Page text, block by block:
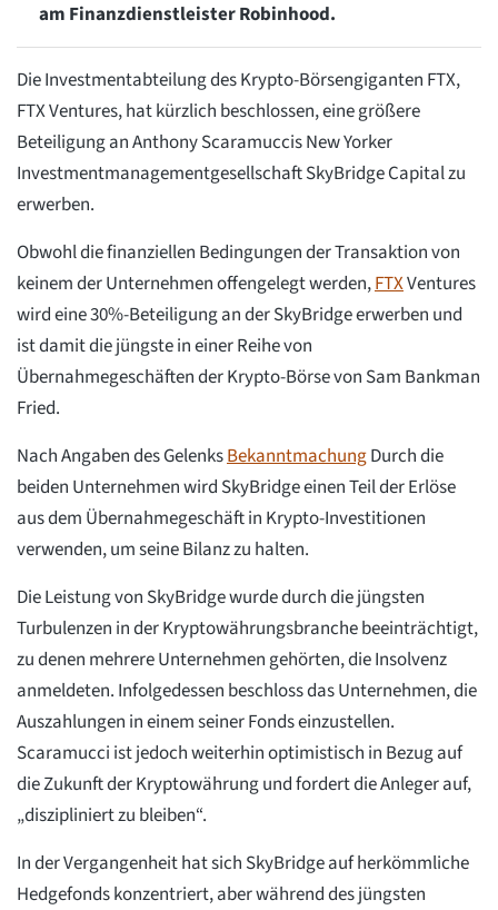
am Finanzdienstleister Robinhood.
Die Investmentabteilung des Krypto-Börsengiganten FTX,
FTX Ventures, hat kürzlich beschlossen, eine größere
Beteiligung an Anthony Scaramuccis New Yorker
Investmentmanagementgesellschaft SkyBridge Capital zu
erwerben.
Obwohl die finanziellen Bedingungen der Transaktion von
keinem der Unternehmen offengelegt werden,FTXVentures
wird eine 30%-Beteiligung an der SkyBridge erwerben und
ist damit die jüngste in einer Reihe von
Übernahmegeschäften der Krypto-Börse von Sam Bankman
Fried.
Nach Angaben des GelenksBekanntmachungDurch die
beiden Unternehmen wird SkyBridge einen Teil der Erlöse
aus dem Übernahmegeschäft in Krypto-Investitionen
verwenden, um seine Bilanz zu halten.
Die Leistung von SkyBridge wurde durch die jüngsten
Turbulenzen in der Kryptowährungsbranche beeinträchtigt,
zu denen mehrere Unternehmen gehörten, die Insolvenz
anmeldeten. Infolgedessen beschloss das Unternehmen, die
Auszahlungen in einem seiner Fonds einzustellen.
Scaramucci ist jedoch weiterhin optimistisch in Bezug auf
die Zukunft der Kryptowährung und fordert die Anleger auf,
„diszipliniert zu bleiben“.
In der Vergangenheit hat sich SkyBridge auf herkömmliche
Hedgefonds konzentriert, aber während des jüngsten